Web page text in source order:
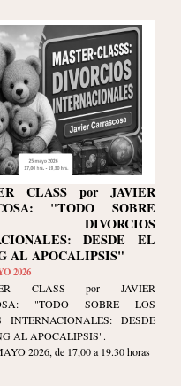
CLASS por JAVIER
"TODO SOBRE
DIVORCIOS
DESDE EL
AL APOCALIPSIS"
2026
CLASS por JAVIER
"TODO SOBRE LOS
INTERNACIONALES: DESDE
AL APOCALIPSIS".
2026, de 17,00 a 19.30 horas